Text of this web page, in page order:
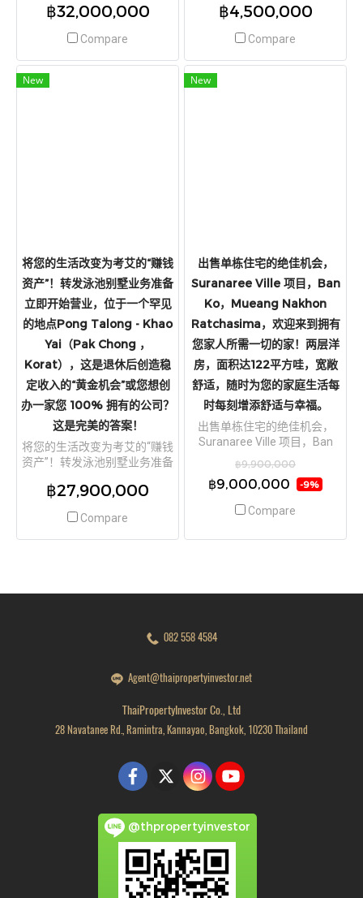
座水景凉亭和一个郁郁葱葱的
——这片传奇土地的起源”，泰
国唯一一栋，献给值得拥有的
฿32,000,000
Compare
Korat（Suranaree 2 路, Nong
住宅，占地面积 58 平方哇。
前往曼谷或考艾非常方便
฿4,500,000
Compare
New
将您的生活改变为考艾的“赚钱
资产”！转发泳池别墅业务准备
立即开始营业，位于一个罕见
的地点Pong Talong - Khao
Yai（Pak Chong ，
Korat），这是退休后创造稳
定收入的“黄金机会”或您想创
办一家您 100% 拥有的公司？
这是完美的答案！
将您的生活改变为考艾的“赚钱
资产”！转发泳池别墅业务准备
的地点Pong Talong - Khao
这是退休后创造稳定收入的“黄
金机会”或您想创办一家您
฿27,900,000
Compare
New
出售单栋住宅的绝佳机会，
Suranaree Ville 项目，Ban
Ko，Mueang Nakhon
Ratchasima，欢迎来到拥有
您家人所需一切的家！两层洋
房，面积达122平方哇，宽敞
舒适，随时为您的家庭生活每
时每刻增添舒适与幸福。
出售单栋住宅的绝佳机会，
Suranaree Ville 项目，Ban
Ratchasima，欢迎来到拥有您
家人所需一切的家！两层洋
房，面积达122平方哇，宽敞
舒适，随时为您的家庭生活每
฿9,900,000
฿9,000,000 -9%
Compare
082 558 4584
Agent@thaipropertyinvestor.net
ThaiPropertyInvestor Co., Ltd
28 Navatanee Rd., Ramintra, Kannayao, Bangkok, 10230 Thailand
@thpropertyinvestor